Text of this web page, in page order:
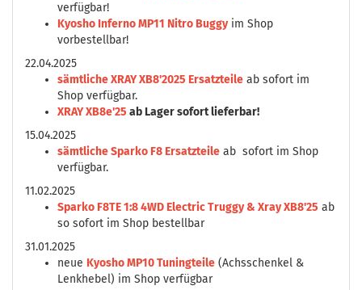
verfügbar!
Kyosho Inferno MP11 Nitro Buggyim Shop
vorbestellbar!
22.04.2025
sämtliche XRAY XB8'2025 Ersatzteile ab sofort im
Shop verfügbar.
XRAY XB8e'25 ab Lager sofort lieferbar!
15.04.2025
sämtliche Sparko F8 Ersatzteile ab sofort im Shop
verfügbar.
11.02.2025
Sparko F8TE 1:8 4WD Electric Truggy & Xray XB8'25 ab
so sofort im Shop bestellbar
31.01.2025
neue Kyosho MP10 Tuningteile (Achsschenkel &
Lenkhebel) im Shop verfügbar